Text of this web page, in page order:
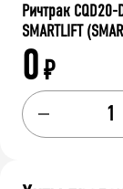
Ричтрак
SMARTLIFT
0₽